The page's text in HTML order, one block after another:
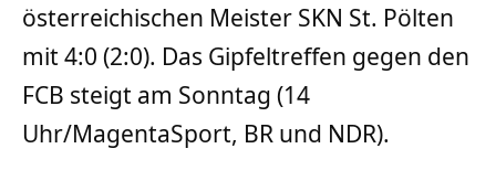
österreichischen Meister SKN St. Pölten
mit 4:0 (2:0). Das Gipfeltreffen gegen den
FCB steigt am Sonntag (14
Uhr/MagentaSport, BR und NDR).